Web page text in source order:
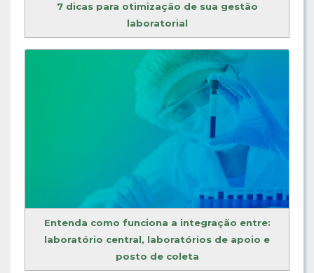
7 dicas para otimização de sua gestão
laboratorial
Entenda como funciona a integração entre:
laboratório central, laboratórios de apoio e
posto de coleta